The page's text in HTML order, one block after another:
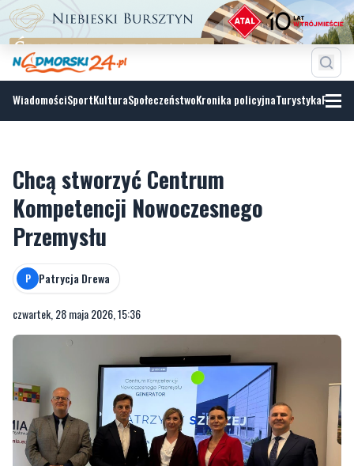
WiadomościSportKulturaSpołeczeństwoKronika policyjnaTurystyka
Chcą stworzyć Centrum
Kompetencji Nowoczesnego
Przemysłu
P Patrycja Drewa
czwartek, 28 maja 2026, 15:36